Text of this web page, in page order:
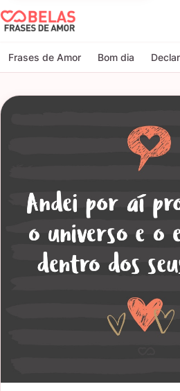
Belas Frases de Amor
Frases de Amor Bom dia